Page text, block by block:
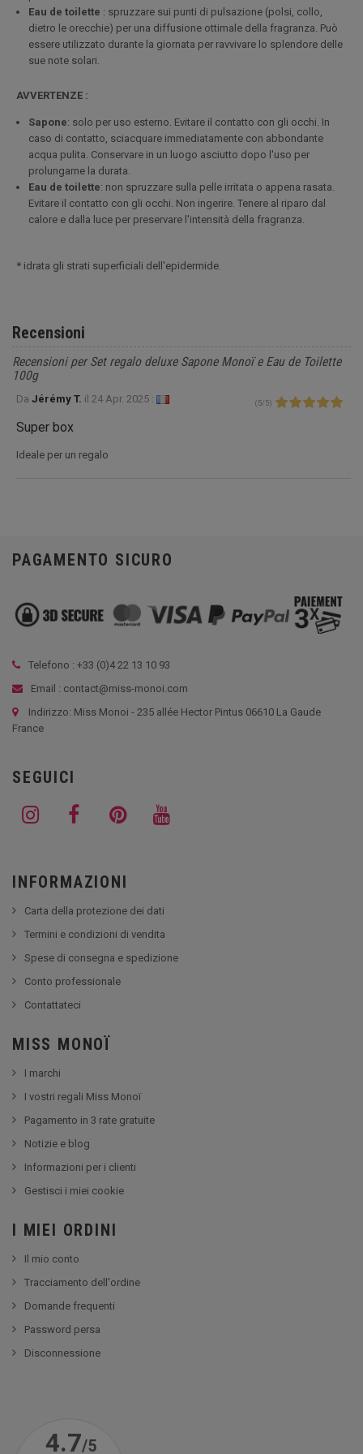
Eau de toilette : spruzzare sui punti di pulsazione (polsi, collo,
dietro le orecchie) per una diffusione ottimale della fragranza. Può
essere utilizzato durante la giornata per ravvivare lo splendore delle
sue note solari.
AVVERTENZE :
Sapone: solo per uso esterno. Evitare il contatto con gli occhi. In
caso di contatto, sciacquare immediatamente con abbondante
acqua pulita. Conservare in un luogo asciutto dopo l'uso per
prolungarne la durata.
Eau de toilette: non spruzzare sulla pelle irritata o appena rasata.
Evitare il contatto con gli occhi. Non ingerire. Tenere al riparo dal
calore e dalla luce per preservare l'intensità della fragranza.
* idrata gli strati superficiali dell'epidermide.
Recensioni
Recensioni per Set regalo deluxe Sapone Monoï e Eau de Toilette
100g
Da Jérémy T. il 24 Apr. 2025 : ( 5/ 5)
Super box
Ideale per un regalo
PAGAMENTO SICURO
Telefono : +33 (0)4 22 13 10 93
Email : contact@miss-monoi.com
Indirizzo: Miss Monoi - 235 allée Hector Pintus 06610 La Gaude
France
SEGUICI
INFORMAZIONI
Carta della protezione dei dati
Termini e condizioni di vendita
Spese di consegna e spedizione
Conto professionale
Contattateci
MISS MONOÏ
I marchi
I vostri regali Miss Monoï
Pagamento in 3 rate gratuite
Notizie e blog
Informazioni per i clienti
Gestisci i miei cookie
I MIEI ORDINI
Il mio conto
Tracciamento dell'ordine
Domande frequenti
Password persa
Disconnessione